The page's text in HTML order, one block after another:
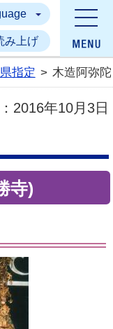
がうら市
み上げ
県指定 > 木造阿弥
2016年10月3日
寺)